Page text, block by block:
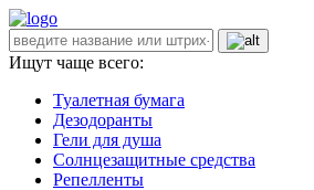
Ищут чаще всего:
Туалетная бумага
Дезодоранты
Гели для душа
Солнцезащитные средства
Репелленты